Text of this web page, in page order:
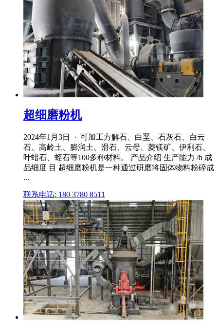
超细磨粉机
2024年1月3日 · 可加工方解石、白垩、石灰石、白云
石、高岭土、膨润土、滑石、云母、菱镁矿、伊利石、
叶蜡石、蛭石等100多种材料。 产品介绍 生产能力 /h 成
品细度 目 超细磨粉机是一种通过研磨将固体物料粉碎成
...
联系电话: 180 3780 8511